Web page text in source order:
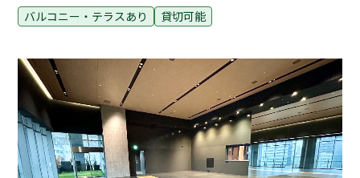
バルコニー・テラスあり 貸切可能